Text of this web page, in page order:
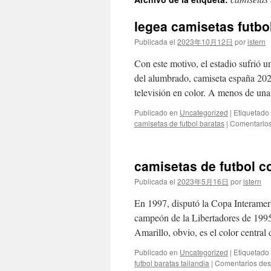
contenido
legea camisetas
Publicada el 2023年10月12日 poristern
Con este motivo, el estadio sufrió
del alumbrado, camiseta españa
televisión en color. A menos de
Publicado en Uncategorized | Etiquetado
camisetas de futbol baratas |
camisetas de futbol
Publicada el 2023年5月16日 poristern
En 1997, disputó la Copa
campeón de la Libertadores de
Amarillo, obvio, es el color
Publicado en Uncategorized | Etiquetado
futbol baratas tailandia | Comentarios